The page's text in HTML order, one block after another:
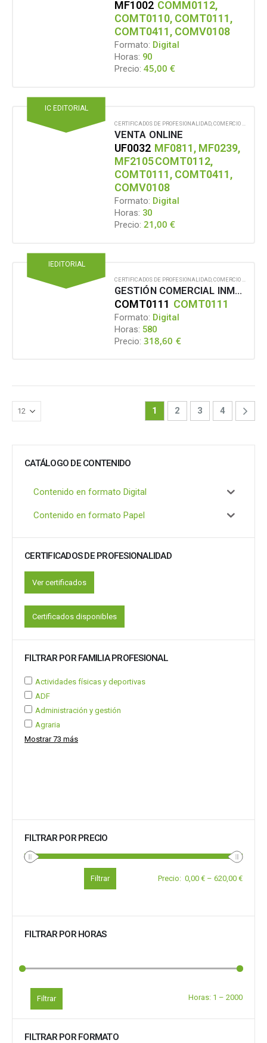
MF1002 COMM0112,
COMT0110, COMT0111,
COMT0411, COMV0108
Formato: Digital
Horas: 90
Precio: 45,00€
IC EDITORIAL
CERTIFICADOS DE PROFESIONALIDAD COMERCIO Y MARKETING
VENTA ONLINE
UF0032 MF0811, MF0239,
MF2105COMT0112,
COMT0111, COMT0411,
COMV0108
Formato: Digital
Horas: 30
Precio: 21,00€
IEDITORIAL
CERTIFICADOS DE PROFESIONALIDAD COMERCIO Y MARKETING
GESTIÓN COMERCIAL INMOBILIARIA
COMT0111 COMT0111
Formato: Digital
Horas: 580
Precio: 318,60 €
1 2 3 4
CATÁLOGO DE CONTENIDO
Contenido en formato Digital
Contenido en formato Papel
CERTIFICADOS DE PROFESIONALIDAD
Ver certificados
Certificados disponibles
FILTRAR POR FAMILIA PROFESIONAL
Actividades físicas y deportivas
ADF
Administración y gestión
Agraria
Mostrar 73 más
FILTRAR POR PRECIO
Filtrar Precio: 0,00 € – 620,00 €
FILTRAR POR HORAS
Filtrar Horas: 1 – 2000
FILTRAR POR FORMATO